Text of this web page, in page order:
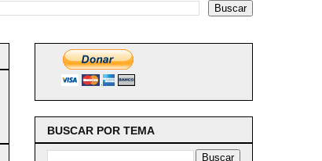
BUSCAR POR TEMA